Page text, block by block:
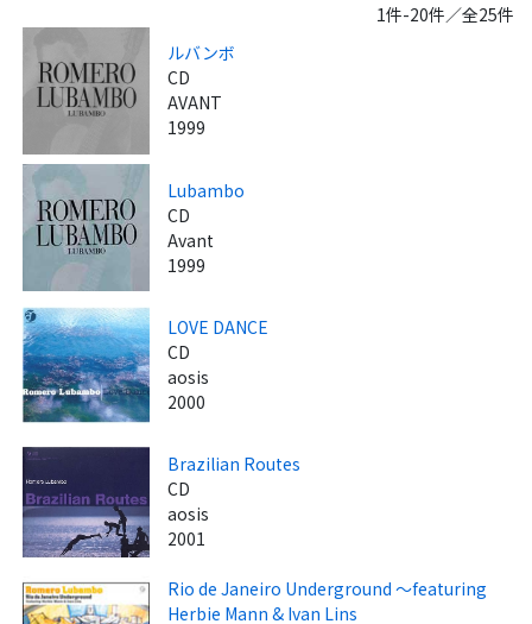
1件-20件／全25件
ルバンボ
CD
AVANT
1999
Lubambo
CD
Avant
1999
LOVE DANCE
CD
aosis
2000
Brazilian Routes
CD
aosis
2001
Rio de Janeiro Underground ～featuring
Herbie Mann & Ivan Lins